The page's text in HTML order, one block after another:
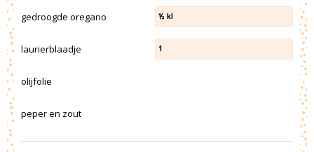
gedroogde oregano ½ kl
laurierblaadje 1
olijfolie
peper en zout